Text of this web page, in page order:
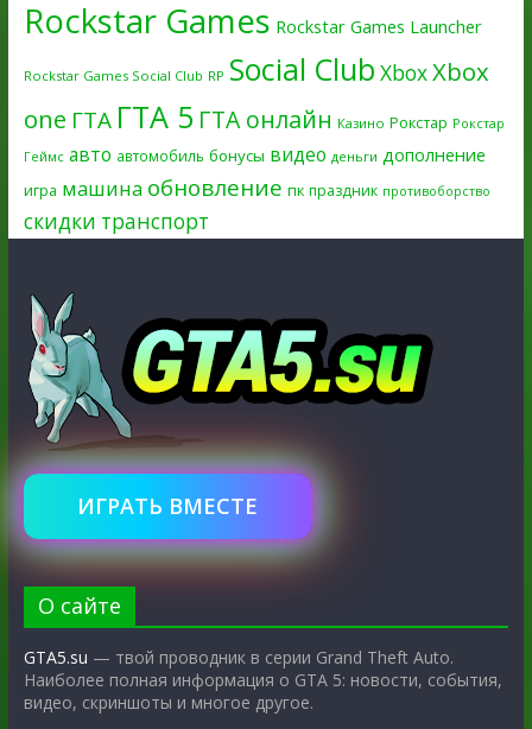
Rockstar Games Rockstar Games Launcher
Rockstar Games Social Club RP Social Club XboxXbox
one ГТА ГТА 5 ГТА онлайн Казино Рокстар Рокстар
Геймс авто автомобиль бонусы видео деньги дополнение
игра машина обновление пк праздник противоборство
скидки транспорт
ИГРАТЬ ВМЕСТЕ
О сайте
GTA5.su — твой проводник в серии Grand Theft Auto.
Наиболее полная информация о GTA 5: новости, события,
видео, скриншоты и многое другое.